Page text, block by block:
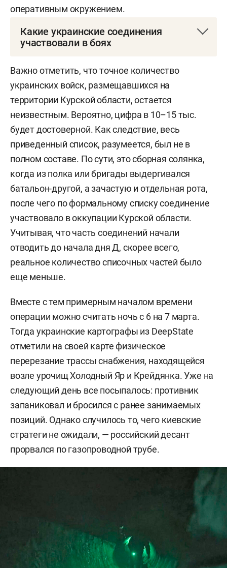
оперативным окружением.
Какие украинские соединения
участвовали в боях
противник сконцентрировал на данном участке
следующие соединения:
— 1-я танковая бригада;
— 17-я тяжелая механизированная (бывшая
— 22-я механизированная бригада;
— 41-я механизированная бригада;
— 47-я механизированная бригада;
— 61-я механизированная бригада;
— 80-я воздушно-десантная бригада;
— 82-я воздушно-десантная бригада;
— 92-я штурмовая бригада;
— 95-я воздушно-десантная бригада;
— 36-я бригада морской пехоты;
— 501-й батальон морской пехоты;
— 4-й рейнджерский полк;
— 73-й центр морских спецопераций;
Важно отметить, что точное количество
украинских войск, размещавшихся на
территории Курской области, остается
неизвестным. Вероятно, цифра в 10–15 тыс.
будет достоверной. Как следствие, весь
приведенный список, разумеется, был не в
полном составе. По сути, это сборная солянка,
когда из полка или бригады выдергивался
батальон-другой, а зачастую и отдельная рота,
после чего по формальному списку соединение
участвовало в оккупации Курской области.
Учитывая, что часть соединений начали
отводить до начала дня Д, скорее всего,
реальное количество списочных частей было
еще меньше.
Вместе с тем примерным началом времени
операции можно считать ночь с 6 на 7 марта.
Тогда украинские картографы из DeepState
отметили на своей карте физическое
перерезание трассы снабжения, находящейся
возле урочищ Холодный Яр и Крейдянка. Уже на
следующий день все посыпалось: противник
запаниковал и бросился с ранее занимаемых
позиций. Однако случилось то, чего киевские
стратеги не ожидали, — российский десант
прорвался по газопроводной трубе.